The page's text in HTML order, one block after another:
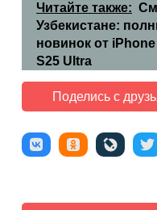
Читайте также:
Узбекистане:
новинок от
S25 Ultra
Поделись с